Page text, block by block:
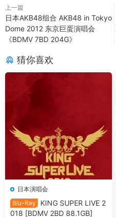
上一篇
日本AKB48组合 AKB48 in Tokyo
Dome 2012 东京巨蛋演唱会
《BDMV 7BD 204G》
猜你喜欢
日本演唱会
Blu-Ray
KING SUPER LIVE 2
018 [BDMV 2BD 88.1GB]